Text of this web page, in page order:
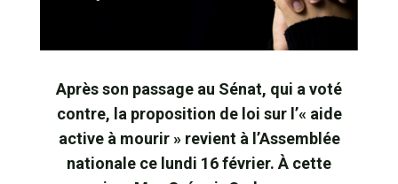
Après son passage au Sénat, qui a voté
contre, la proposition de loi sur l’« aide
active à mourir » revient à l’Assemblée
nationale ce lundi 16 février. À cette